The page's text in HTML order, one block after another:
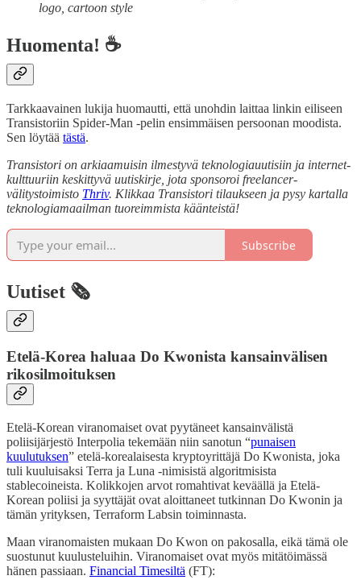
logo, cartoon style
Huomenta! ☕
Tarkkaavainen lukija huomautti, että unohdin laittaa linkin eiliseen
Transistoriin Spider-Man -pelin ensimmäisen persoonan moodista.
Sen löytää tästä.
Transistori on arkiaamuisin ilmestyvä teknologiauutisiin ja internet-
kulttuuriin keskittyvä uutiskirje, jota sponsoroi freelancer-
välitystoimisto Thriv. Klikkaa Transistori tilaukseen ja pysy kartalla
teknologiamaailman tuoreimmista käänteistä!
Subscribe
Uutiset 🗞️
Etelä-Korea haluaa Do Kwonista kansainvälisen
rikosilmoituksen
Etelä-Korean viranomaiset ovat pyytäneet kansainvälistä
poliisijärjestö Interpolia tekemään niin sanotun “punaisen
kuulutuksen” etelä-korealaisesta kryptoyrittäjä Do Kwonista, joka
tuli kuuluisaksi Terra ja Luna -nimisistä algoritmisista
stablecoineista. Kolikkojen arvot romahtivat keväällä ja Etelä-
Korean poliisi ja syyttäjät ovat aloittaneet tutkinnan Do Kwonin ja
tämän yrityksen, Terraform Labsin toiminnasta.
Maan viranomaisten mukaan Do Kwon on pakosalla, eikä tämä ole
suostunut kuulusteluihin. Viranomaiset ovat myös mitätöimässä
hänen passiaan. Financial Timesiltä (FT):